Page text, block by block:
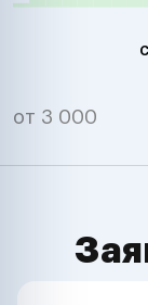
от 3 000